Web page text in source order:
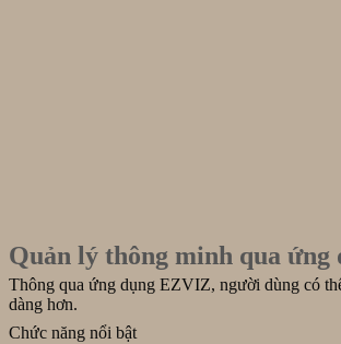
Quản lý thông minh qua ứng
Thông qua ứng dụng EZVIZ, người dùng có
dàng hơn.
Chức năng nổi bật